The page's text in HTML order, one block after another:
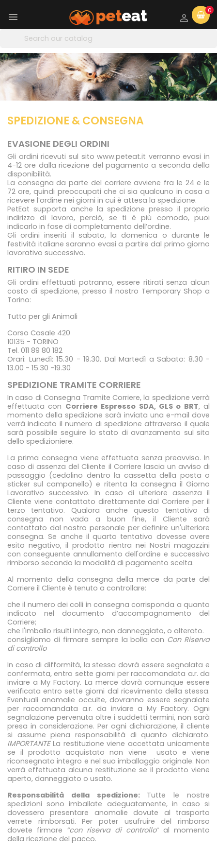

0

SPEDIZIONE & CONSEGNA
EVASIONE DEGLI ORDINI
Gli ordini ricevuti sul sito www.peteat.it verranno evasi in
4-12 ore dalla ricezione del pagamento a seconda della
disponibilità.
La consegna da parte del corriere avviene fra le 24 e le
72 ore, quindi preoccupati che ci sia qualcuno in casa a
ricevere l’ordine nei giorni in cui è attesa la spedizione.
PetEat supporta anche la spedizione presso il proprio
indirizzo di lavoro, perciò, se ti è più comodo, puoi
indicarlo in fase di completamento dell’ordine.
Gli ordini inseriti il sabato, la domenica o durante le
festività italiane saranno evasi a partire dal primo giorno
lavorativo successivo.
RITIRO IN SEDE
Gli ordini effettuati potranno, essere ritirati senza alcun
costo di spedizione, presso il nostro Temporary Shop a
Torino:
Tutto per gli Animali
Corso Casale 420
10135 - TORINO
Tel. 011 89 80 182
Orari: Lunedì: 15.30 - 19.30. Dal Martedì a Sabato: 8.30 -
13.00 - 15.30 -19.30
SPEDIZIONE TRAMITE CORRIERE
In caso di Consegna Tramite Corriere, la spedizione verrà
effettuata con Corriere Espresso SDA, GLS o BRT, al
momento della spedizione sarà inviata una e-mail dove
verrà indicato il numero di spedizione attraverso il quale
sarà possibile seguire lo stato di avanzamento sul sito
dello spedizioniere.
La prima consegna viene effettuata senza preavviso. In
caso di assenza del Cliente il Corriere lascia un avviso di
passaggio (cedolino dentro la cassetta della posta o
sticker sul campanello) e ritenta la consegna il Giorno
Lavorativo successivo. In caso di ulteriore assenza il
Cliente viene contattato direttamente dal Corriere per il
terzo tentativo. Qualora anche questo tentativo di
consegna non vada a buon fine, il Cliente sarà
contattato dal nostro personale per definire un'ulteriore
consegna. Se anche il quarto tentativo dovesse avere
esito negativo, il prodotto rientra nei Nostri magazzini
con conseguente annullamento dell'ordine e successivo
rimborso secondo la modalità di pagamento scelta.
Al momento della consegna della merce da parte del
Corriere il Cliente è tenuto a controllare:
che il numero dei colli in consegna corrisponda a quanto
indicato nel documento d’accompagnamento del
Corriere;
che l'imballo risulti integro, non danneggiato, o alterato.
consigliamo di firmare sempre la bolla con Con Riserva
di controllo
In caso di difformità, la stessa dovrà essere segnalata e
confermata, entro sette giorni per raccomandata a.r. da
inviare a My Factory. La merce dovrà comunque essere
verificata entro sette giorni dal ricevimento della stessa.
Eventuali anomalie occulte, dovranno essere segnalate
per raccomandata a.r. da inviare a My Factory. Ogni
segnalazione pervenuta oltre i suddetti termini, non sarà
presa in considerazione. Per ogni dichiarazione, il cliente
si assume piena responsabilità di quanto dichiarato.
IMPORTANTELa restituzione viene accettata unicamente
se il prodotto acquistato non viene usato e viene
riconsegnato integro e nel suo imballaggio originale. Non
verrà effettuata alcuna restituzione se il prodotto viene
aperto, danneggiato o usato.
Responsabilità della spedizione: Tutte le nostre
spedizioni sono imballate adeguatamente, in caso si
dovessero presentare anomalie dovute al trasporto
verrete rimborsati. Per poter usufruire del rimborso
dovete firmare “con riserva di controllo” al momento
della ricezione del pacco.